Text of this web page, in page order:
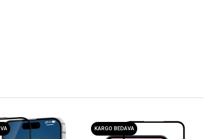
KARGO BEDAVA